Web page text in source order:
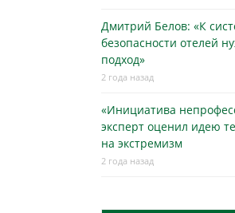
Дмитрий Белов: «К
безопасности отелей
подход»
2 года назад
«Инициатива
эксперт оценил идею
на экстремизм
2 года назад